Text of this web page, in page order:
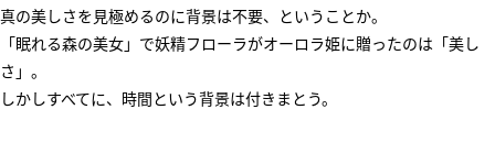
真の美しさを見極めるのに背景は不要、ということか。
「眠れる森の美女」で妖精フローラがオーロラ姫に贈ったのは「美し
さ」。
しかしすべてに、時間という背景は付きまとう。